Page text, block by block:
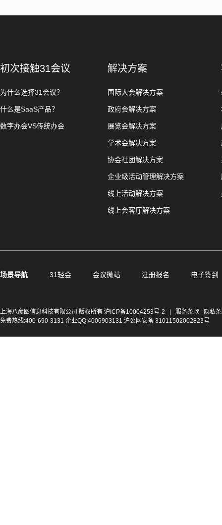
初次接触31会议
为什么选择31会议？
什么是SaaS产品？
数字办会VS传统办会
解决方案
国际大会解决方案
政府会解决方案
展览会解决方案
学术会解决方案
协会社团解决方案
企业级活动管理解决方案
线上活动解决方案
线上会客厅解决方案
场景导航 31轻会 会议微站 注册报名 电子签到
上海八彦图信息科技有限公司 版权所有 沪ICP备10004253号-2 服务条款
隐私
免费热线:400-690-3131 企业QQ:4006903131 沪公网安备 31011502002823号